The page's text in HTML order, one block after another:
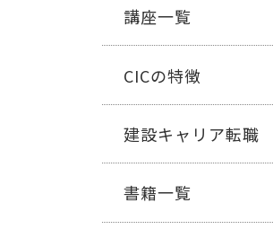
講座一覧
CICの特徴
建設キャリア転職
書籍一覧